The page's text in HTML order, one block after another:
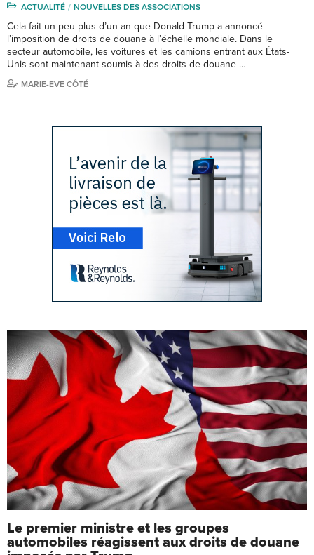
ACTUALITÉ NOUVELLES DES ASSOCIATIONS
Cela fait un peu plus d’un an que Donald Trump a annoncé
l’imposition de droits de douane à l’échelle mondiale. Dans le
secteur automobile, les voitures et les camions entrant aux États-
Unis sont maintenant soumis à des droits de douane …
MARIE-EVE CÔTÉ
Le premier ministre et les groupes
automobiles réagissent aux droits de douane